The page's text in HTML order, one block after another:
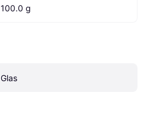
100.0 g
Glas